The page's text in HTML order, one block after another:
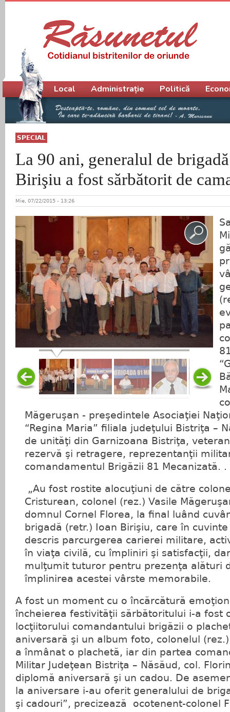
SPECIAL
La 90 ani, generalul de
Birişiu a fost sărbătorit de
Mie, 07/22/2015 - 13:26
Măgeruşan - preşedintele Asociaţiei
“Regina Maria” filiala judeţului Bistriţa –
de unităţi din Garnizoana Bistriţa,
rezervă şi retragere, reprezentanţii
comandamentul Brigăzii 81 Mecanizată. .
„Au fost rostite alocuţiuni de către
Cristurean, colonel (rez.) Vasile
domnul Cornel Florea, la final luând
brigadă (retr.) Ioan Birişiu, care în
descris parcurgerea carierei militare,
în viaţa civilă, cu împliniri şi satisfacţii,
mulţumit tuturor pentru prezenţa alături
împlinirea acestei vârste memorabile.
A fost un moment cu o încărcătură
încheierea festivităţii sărbătoritului i-a fost
locţiitorului comandantului brigăzii o
aniversară şi un album foto, colonelul
a înmânat o plachetă, iar din partea
Militar Judeţean Bistriţa – Năsăud, col.
diplomă aniversară şi un cadou. De
la aniversare i-au oferit generalului de
şi cadouri”, precizează ocotenent-colonel
Meniu principal
Local Administrație Politică